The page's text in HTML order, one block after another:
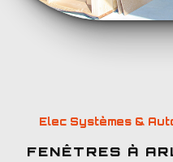
Elec Systèmes &
FENÊTRES À